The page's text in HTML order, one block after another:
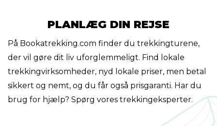
Peak. Rongai-ruten er for dem, der ønsker at
søger en vildere oplevelse. Lad os fortælle dig
mere om Kilimanjaros vildeste rute!
PLANLÆG DIN REJSE
På Bookatrekking.com finder du trekkingturene,
der vil gøre dit liv uforglemmeligt. Find lokale
trekkingvirksomheder, nyd lokale priser, men betal
sikkert og nemt, og du får også prisgaranti. Har du
brug for hjælp? Spørg vores trekkingeksperter.